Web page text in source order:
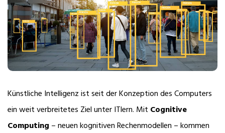
Künstliche Intelligenz ist seit der Konzeption des Computers
ein weit verbreitetes Ziel unter ITlern. Mit Cognitive
Computing – neuen kognitiven Rechenmodellen – kommen